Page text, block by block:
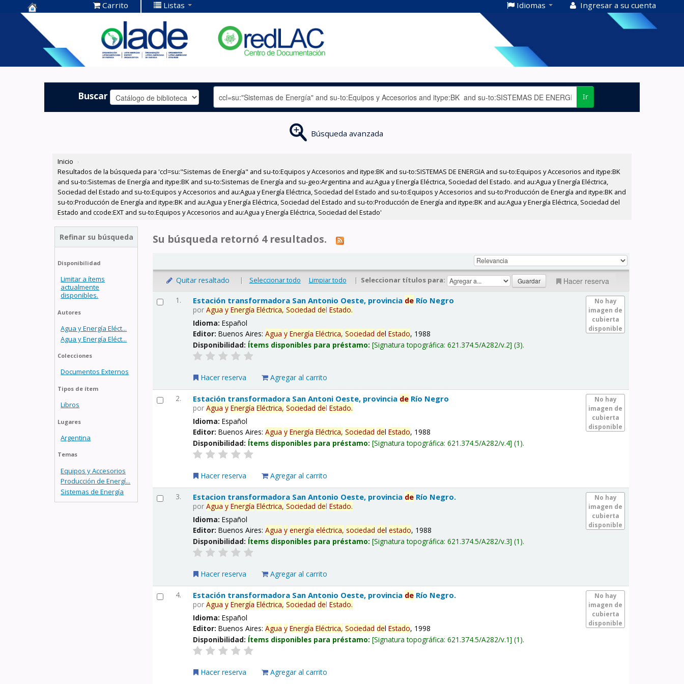
Centro de
Documentación
OLADE -
Carrito Listas Idiomas Ingresar a su cuenta
Buscar Ir
Búsqueda avanzada
Inicio ›
Resultados de la búsqueda para 'ccl=su:"Sistemas de Energía" and su-to:Equipos y Accesorios and itype:BK and su-to:SISTEMAS DE ENERGIA and su-to:Equipos y Accesorios and itype:BK
and su-to:Sistemas de Energía and itype:BK and su-to:Sistemas de Energía and su-geo:Argentina and au:Agua y Energía Eléctrica, Sociedad del Estado. and au:Agua y Energía Eléctrica,
Sociedad del Estado and su-to:Equipos y Accesorios and au:Agua y Energía Eléctrica, Sociedad del Estado and su-to:Equipos y Accesorios and su-to:Producción de Energía and itype:BK and
su-to:Producción de Energía and itype:BK and au:Agua y Energía Eléctrica, Sociedad del Estado and su-to:Producción de Energía and itype:BK and au:Agua y Energía Eléctrica, Sociedad del
Estado and ccode:EXT and su-to:Equipos y Accesorios and au:Agua y Energía Eléctrica, Sociedad del Estado'
Refinar su búsqueda
Disponibilidad
Limitar a ítems
actualmente
disponibles.
Autores
Agua y Energía Eléct...
Agua y Energía Eléct...
Colecciones
Documentos Externos
Tipos de ítem
Libros
Lugares
Argentina
Temas
Equipos y Accesorios
Producción de Energí...
Sistemas de Energía
Su búsqueda retornó 4 resultados.
Quitar resaltado | Seleccionar todo Limpiar todo | Seleccionar títulos para: Hacer reserva
1.
No hay
imagen de
cubierta
disponible
Estación transformadora San Antonio Oeste, provincia de Río Negro
porAgua y Energía Eléctrica, Sociedad delEstado.
Idioma:Español
Editor:Buenos Aires:Agua y Energía Eléctrica, Sociedad delEstado, 1988
Disponibilidad: Ítems disponibles para préstamo: Signatura topográfica:621.374.5/A282/v.2 (3).
Hacer reserva Agregar al carrito
2.
No hay
imagen de
cubierta
disponible
Estación transformadora San Antoni Oeste, provincia de Río Negro
porAgua y Energía Eléctrica, Sociedad delEstado.
Idioma:Español
Editor:Buenos Aires:Agua y Energía Eléctrica, Sociedad delEstado, 1988
Disponibilidad: Ítems disponibles para préstamo: Signatura topográfica:621.374.5/A282/v.4 (1).
Hacer reserva Agregar al carrito
3.
No hay
imagen de
cubierta
disponible
Estacion transformadora San Antonio Oeste, provincia de Río Negro.
porAgua y Energía Eléctrica, Sociedad delEstado.
Idioma:Español
Editor:Buenos Aires:Agua y energía eléctrica, sociedad delestado, 1988
Disponibilidad: Ítems disponibles para préstamo: Signatura topográfica:621.374.5/A282/v.3 (1).
Hacer reserva Agregar al carrito
4.
No hay
imagen de
cubierta
disponible
Estación transformadora San Antonio Oeste, provincia de Río Negro.
porAgua y Energía Eléctrica, Sociedad delEstado.
Idioma:Español
Editor:Buenos Aires:Agua y Energía Eléctrica, Sociedad delEstado, 1998
Disponibilidad: Ítems disponibles para préstamo: Signatura topográfica:621.374.5/A282/v.1 (1).
Hacer reserva Agregar al carrito